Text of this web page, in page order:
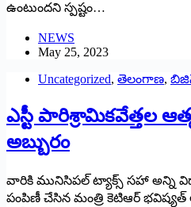
ఉంటుందని స్పష్టం…
NEWS
May 25, 2023
Uncategorized, తెలంగాణ,
ఎస్టీ పారిశ్రామికవేత్తల
అబ్బురం
వారికి మునిసిపల్‌ ‌ట్యాక్స్ ‌సహా అన్ని
పంపిణీ చేసిన మంత్రి కెటిఆర్‌